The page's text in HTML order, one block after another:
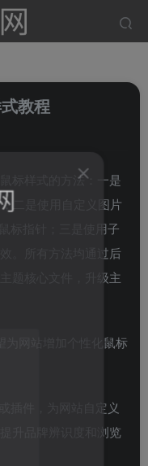
教程
标样式的方法：一是
二是使用自定义图片
标指针；三是使用子
。所有方法均通过后
题核心文件，升级主
为网站增加个性化鼠标
插件，为网站自定义
升品牌辨识度和浏览